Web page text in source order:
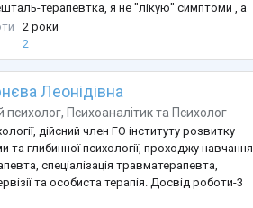
терапевтка, я не "лікую" симптоми , а
і умови , для глибоких змін, для
особистісного зростання.
почуєш порад, але я допоможу знайти
В терапії зі мною, буде без...
2 роки
2
Леонідівна
психолог, Психоаналітикта Психолог
дійсний член ГО інституту розвитку
та глибинної психології, проходжу навчання
спеціалізація травматерапевта,
та особиста терапія. Досвід роботи-3